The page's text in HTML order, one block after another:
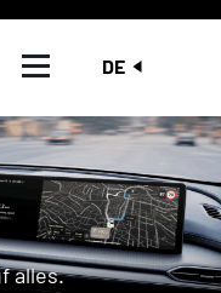
DE
alles.